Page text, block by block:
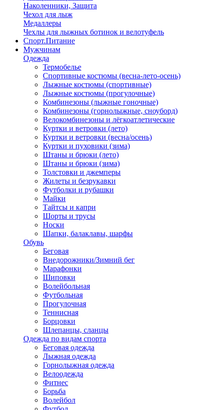
Наколенники, Защита
Чехол для лыж
Медаллеры
Чехлы для лыжных ботинок и велотуфель
Спорт.Питание
Мужчинам
Одежда
Термобелье
Спортивные костюмы (весна-лето-осень)
Лыжные костюмы (спортивные)
Лыжные костюмы (прогулочные)
Комбинезоны (лыжные гоночные)
Комбинезоны (горнолыжные, сноуборд)
Велокомбинезоны и лёгкоатлетические
Куртки и ветровки (лето)
Куртки и ветровки (весна/осень)
Куртки и пуховики (зима)
Штаны и брюки (лето)
Штаны и брюки (зима)
Толстовки и джемперы
Жилеты и безрукавки
Футболки и рубашки
Майки
Тайтсы и капри
Шорты и трусы
Носки
Шапки, балаклавы, шарфы
Обувь
Беговая
Внедорожники/Зимний бег
Марафонки
Шиповки
Волейбольная
Футбольная
Прогулочная
Теннисная
Борцовки
Шлепанцы, сланцы
Одежда по видам спорта
Беговая одежда
Лыжная одежда
Горнолыжная одежда
Велоодежда
Фитнес
Борьба
Волейбол